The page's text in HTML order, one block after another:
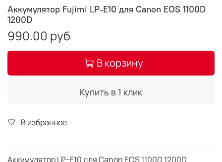
Аккумулятор Fujimi LP-E10 для Canon EOS 1100D
1200D
990.00 руб
В корзину
Купить в 1 клик
В избранное
Аккумулятор LP-E10 для Canon EOS 1100D 1200D